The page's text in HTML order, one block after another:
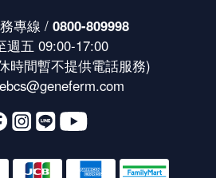
專線 / 0800-809998
週五 09:00-17:00
時間暫不提供電話服務)